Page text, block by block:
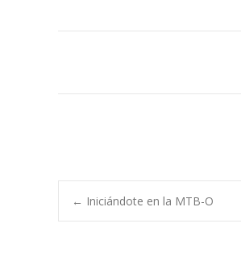
Post
← Iniciándote en la MTB-O